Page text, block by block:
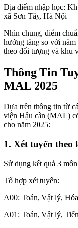
Địa điểm nhập học:
xã Sơn Tây, Hà Nội
Nhìn chung, điểm
hướng tăng so với
theo đối tượng và khu
Thông Tin
MAL 2025
Dựa trên thông tin từ
viện Hậu cần (MAL)
cho năm 2025:
1. Xét tuyển
Sử dụng kết quả 3
Tổ hợp xét tuyển:
A00: Toán, Vật lý,
A01: Toán, Vật lý,